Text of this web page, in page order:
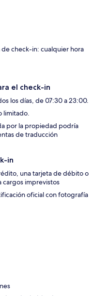
check-in: cualquier hora
el check-in
los días, de 07:30 a 23:00.
limitado.
por la propiedad podría
de traducción
in
una tarjeta de débito o
cargos imprevistos
oficial con fotografía